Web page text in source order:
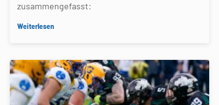
zusammengefasst:
Weiterlesen